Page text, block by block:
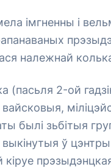
імгненны і
належнай
(пасьля 2-ой
былі зьбітыя
і выкінутыя ў
кіруе